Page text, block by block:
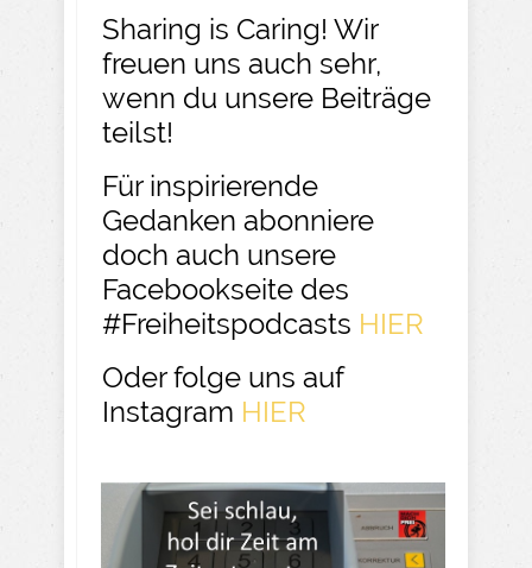
Sharing is Caring! Wir
freuen uns auch sehr,
wenn du unsere Beiträge
teilst!
Für inspirierende
Gedanken abonniere
doch auch unsere
Facebookseite des
#Freiheitspodcasts HIER
Oder folge uns auf
Instagram HIER